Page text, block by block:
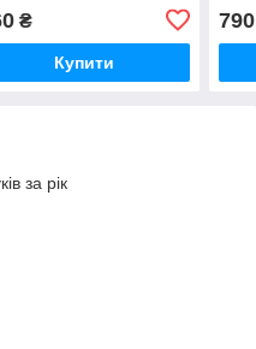
G7
₴
Купити
790
за рік